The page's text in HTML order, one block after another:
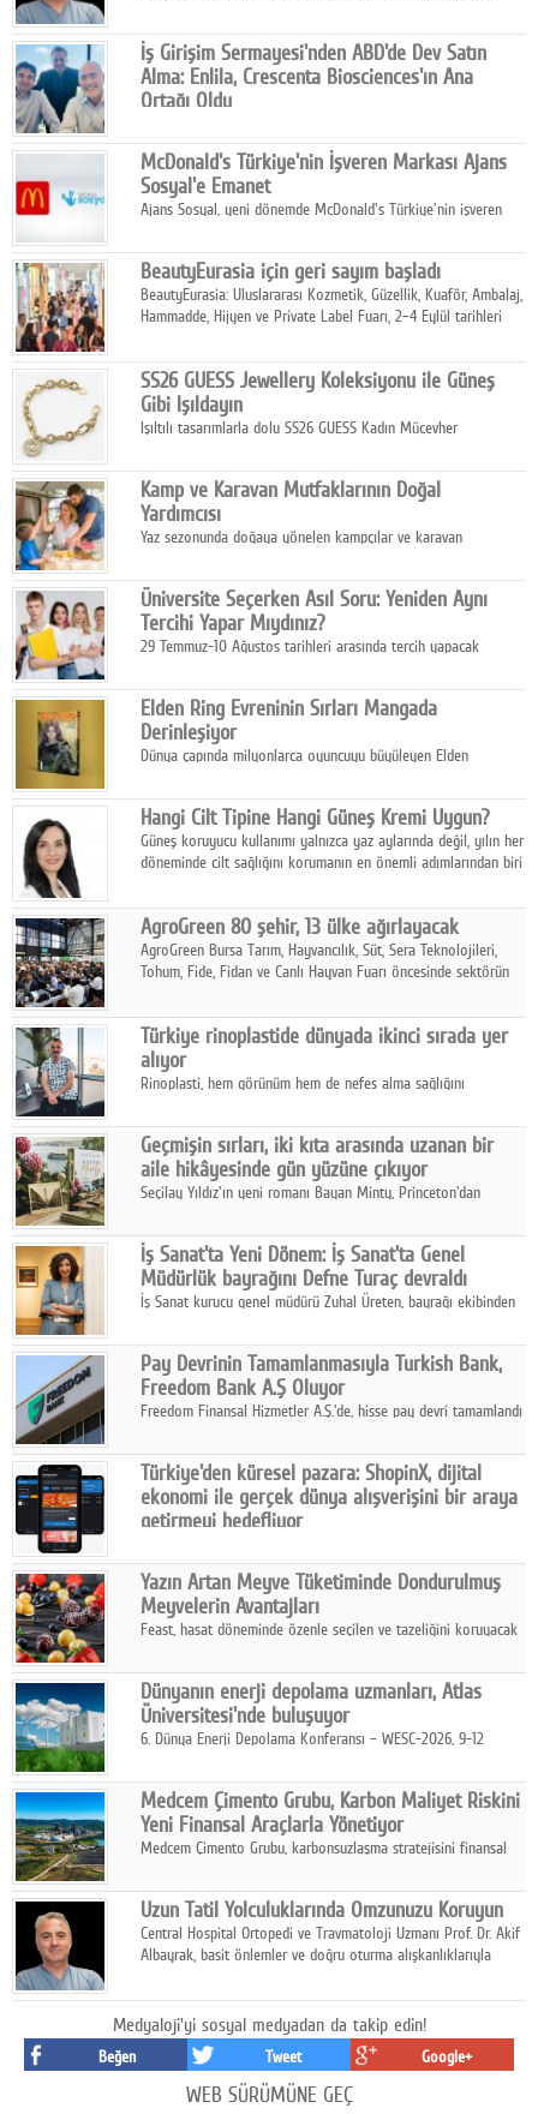
İş Girişim Sermayesi'nden ABD'de Dev Satın
Alma: Enlila, Crescenta Biosciences'ın Ana
Ortağı Oldu
stratejisini uluslararası ölçeğe taşıyan satın alma hamlesini
tamamladı.
McDonald's Türkiye'nin İşveren Markası Ajans
Sosyal'e Emanet
Ajans Sosyal, yeni dönemde McDonald's Türkiye'nin işveren
BeautyEurasia için geri sayım başladı
BeautyEurasia: Uluslararası Kozmetik, Güzellik, Kuaför, Ambalaj,
Hammadde, Hijyen ve Private Label Fuarı, 2–4 Eylül tarihleri
SS26 GUESS Jewellery Koleksiyonu ile Güneş
Gibi Işıldayın
Işıltılı tasarımlarla dolu SS26 GUESS Kadın Mücevher
dokunuşunu taşıyor.
Kamp ve Karavan Mutfaklarının Doğal
Yardımcısı
Yaz sezonunda doğaya yönelen kampçılar ve karavan
temizlik sağlayan, çevreye duyarlı bitkisel içerikli ürünleri tercih
ediyor.
Üniversite Seçerken Asıl Soru: Yeniden Aynı
Tercihi Yapar Mıydınız?
29 Temmuz-10 Ağustos tarihleri arasında tercih yapacak
Elden Ring Evreninin Sırları Mangada
Derinleşiyor
Dünya çapında milyonlarca oyuncuyu büyüleyen Elden
aksiyonu ve karanlık fantastik atmosferi bir araya getirmeyi
sürdürüyor.
Hangi Cilt Tipine Hangi Güneş Kremi Uygun?
Güneş koruyucu kullanımı yalnızca yaz aylarında değil, yılın her
döneminde cilt sağlığını korumanın en önemli adımlarından biri
AgroGreen 80 şehir, 13 ülke ağırlayacak
AgroGreen Bursa Tarım, Hayvancılık, Süt, Sera Teknolojileri,
Tohum, Fide, Fidan ve Canlı Hayvan Fuarı öncesinde sektörün
Türkiye rinoplastide dünyada ikinci sırada yer
alıyor
Rinoplasti, hem görünüm hem de nefes alma sağlığını
biri konumunda.
Geçmişin sırları, iki kıta arasında uzanan bir
aile hikâyesinde gün yüzüne çıkıyor
Seçilay Yıldız'ın yeni romanı Bayan Minty, Princeton'dan
katmanlı bir aile hikâyesi anlatıyor.
İş Sanat'ta Yeni Dönem: İş Sanat'ta Genel
Müdürlük bayrağını Defne Turaç devraldı
İş Sanat kurucu genel müdürü Zuhal Üreten, bayrağı ekibinden
Pay Devrinin Tamamlanmasıyla Turkish Bank,
Freedom Bank A.Ş Oluyor
Freedom Finansal Hizmetler A.Ş.'de, hisse pay devri tamamlandı
Turkish Bank'ın ticaret unvanının “Freedom Bank A.Ş.” olmasına
karar verildi.
Türkiye'den küresel pazara: ShopinX, dijital
ekonomi ile gerçek dünya alışverişini bir araya
getirmeyi hedefliyor
ekonomi ile gerçek dünya alışveriş deneyimi arasında köprü
kurmayı hedefleyen vizyonuyla uluslararası pazarlara açılıyor.
Yazın Artan Meyve Tüketiminde Dondurulmuş
Meyvelerin Avantajları
Feast, hasat döneminde özenle seçilen ve tazeliğini koruyacak
pratik, güvenilir ve lezzetli bir alternatif sunuyor.
Dünyanın enerji depolama uzmanları, Atlas
Üniversitesi'nde buluşuyor
6. Dünya Enerji Depolama Konferansı – WESC-2026, 9-12
sahipliğinde gerçekleştirilecek.
Medcem Çimento Grubu, Karbon Maliyet Riskini
Yeni Finansal Araçlarla Yönetiyor
Medcem Çimento Grubu, karbonsuzlaşma stratejisini finansal
Uzun Tatil Yolculuklarında Omzunuzu Koruyun
Central Hospital Ortopedi ve Travmatoloji Uzmanı Prof. Dr. Akif
Albayrak, basit önlemler ve doğru oturma alışkanlıklarıyla
Medyaloji'yi sosyal medyadan da takip edin!
Beğen Tweet Google+
WEB SÜRÜMÜNE GEÇ